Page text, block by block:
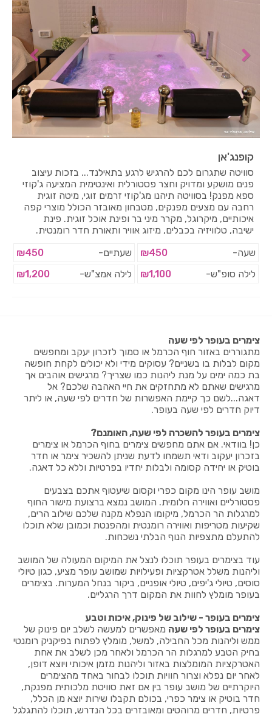
קופנג'אן
סוויטה שתגרום לכם להרגיש לרגע בתאילנד... בזכות עיצוב
פנים מושקע ומדויק וחצר פסטורלית ואינטימית המציעה ג'קוזי
ספא מפנק! בסוויטה תיהנו מג'קוזי זרמים זוגי, מיטה זוגית
רחבה עם מצעים מפנקים, מטבחון מאובזר הכולל מוצרי קפה
איכותיים, מיקרוגל, מקרר מיני בר ופינת אוכל זוגית. פינת
ישיבה, טלוויזיה בכבלים, מיזוג אוויר ותאורת חדר רומנטית.
שעה-
₪450 שעתיים-
₪450
לילה סופ"ש-
₪1,100 לילה אמצ"ש- ₪1,200
צימרים בעופר לפי שעה
מתגוררים באזור חוף הכרמל או סמוך לזכרון יעקב ומחפשים
מקום לבלות בו בשניים? עסוקים מידי ולא יכולים לקחת חופשה
בת כמה ימים על מנת ליהנות כמו שצריך? מרגישים אוהבים אך
מרגישים שאתם לא מתחזקים את חיי האהבה שלכם? אל
דאגה...לשם כך קיימת האפשרות של חדרים לפי שעה, או ליתר
דיוק חדרים לפי שעה בעופר.
צימרים בעופר להשכרה לפי שעה, האומנם?
כן! בוודאי. אם אתם מחפשים צימרים בחוף הכרמל או צימרים
בזכרון יעקוב ודאי תשמחו לדעת שניתן להשכיר צימר או חדר
בוטיק או יחידה קסומה ולבלות יחדיו בפרטיות וללא כל דאגה.
מושב עופר הינו מקום כפרי וקסום שיעטוף אתכם בצבעים
פסטורליים ואווירה חלומית. המושב נמצא ברצועת מישור החוף
למרגלות הר הכרמל, מיקומו הנפלא מקנה שלכם שילוב הרים,
שקיעות מטריפות ואווירה רומנטית ומהפנטת וכמובן שלא תוכלו
להתעלם מתצפיות הנוף הבלתי נשכחות.
עוד בצימרים בעופר תוכלו לנצל את המיקום המעולה של המושב
וליהנות משלל אטרקציות ופעילויות שמושב עופר מציע, כגון טיולי
סוסים, טיולי ג'יפים, טיולי אופניים, ביקור בנחל המערות. בצימרים
בעופר מומלץ לחוות את המקום דרך הרגליים.
צימרים בעופר - שילוב של פינוק, איכות וטבע
צימרים בעופר לפי שעה מאפשרים למעשה לשלב יום פינוק של
ממש וליהנות מכל החבילה, למשל, מומלץ לפתוח בפיקניק רומנטי
בחיק הטבע למרגלות הר הכרמל ולאחר מכן לשלב את אחת
האטרקציות המומלצות באזור וליהנות מזמן איכותי ויוצא דופן,
לאחר יום נפלא וצרור חוויות תוכלו לבחור באחד מהצימרים
היוקרתיים של מושב עופר בין אם זאת סוויטת מלכותית מפנקת,
חדר בוטיק או צימר כפרי, בכולם תקבלו שירות יוצא מן הכלל,
פרטיות, חדרים מרוהטים ומאובזרים בכל הנדרש, תוכלו להתגלגל